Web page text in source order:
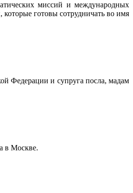
миссий и международных
готовы сотрудничать во имя
Федерации и супруга посла, мадам
в Москве.